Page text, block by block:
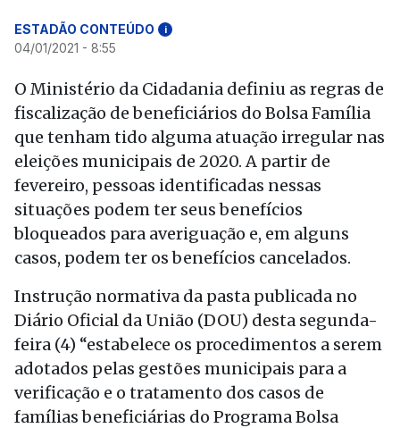
ESTADÃO CONTEÚDO i
04/01/2021 - 8:55
O Ministério da Cidadania definiu as regras de
fiscalização de beneficiários do Bolsa Família
que tenham tido alguma atuação irregular nas
eleições municipais de 2020. A partir de
fevereiro, pessoas identificadas nessas
situações podem ter seus benefícios
bloqueados para averiguação e, em alguns
casos, podem ter os benefícios cancelados.
Instrução normativa da pasta publicada no
Diário Oficial da União (DOU) desta segunda-
feira (4) “estabelece os procedimentos a serem
adotados pelas gestões municipais para a
verificação e o tratamento dos casos de
famílias beneficiárias do Programa Bolsa